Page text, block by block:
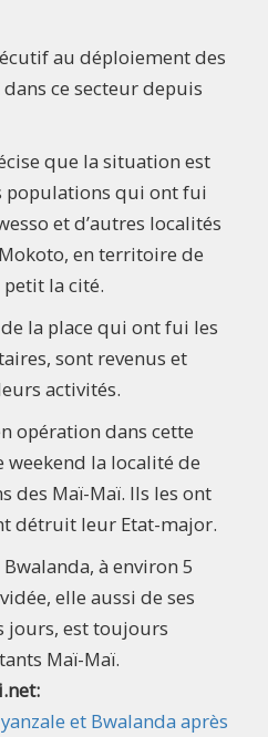
au déploiement des
dans ce secteur depuis
que la situation est
populations qui ont fui
et d’autres localités
en territoire de
la cité.
la place qui ont fui les
sont revenus et
activités.
opération dans cette
weekend la localité de
des Maï-Maï. Ils les ont
détruit leur Etat-major.
à environ 5
elle aussi de ses
jours, est toujours
Maï-Maï.
et Bwalanda après